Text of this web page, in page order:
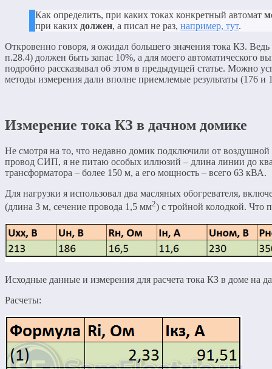
Как определить, при каких токах конкретный автомат
при каких должен, а писал не раз, например, тут.
Откровенно говоря, я ожидал большего значения тока КЗ.
п.28.4) должен быть запас 10%, а для моего автоматического
подробно рассказывал об этом в предыдущей статье. Можно
методы измерения дали вполне приемлемые результаты (176 и
Измерение тока КЗ в дачном домике
Не смотря на то, что недавно домик подключили от
провод СИП, я не питаю особых иллюзий – длина линии до
трансформатора – более 150 м, а его мощность – всего 63 кВА.
Для нагрузки я использовал два масляных обогревателя,
(длина 3 м, сечение провода 1,5 мм2) с тройной колодкой. Что
Исходные данные и измерения для расчета тока КЗ в доме на
Расчеты: